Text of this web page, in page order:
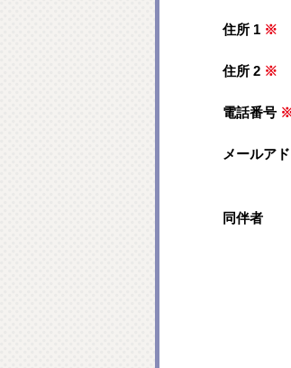
住所 1 ※
住所 2 ※
電話番号
メールア
同伴者